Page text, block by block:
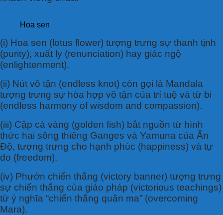
Hoa sen
(i) Hoa sen (lotus flower) tượng trưng sự thanh tịnh
(purity), xuất ly (renunciation) hay giác ngộ
(enlightenment).
(ii) Nút vô tận (endless knot) còn gọi là Mandala
tượng trưng sự hòa hợp vô tận của trí tuệ và từ bi
(endless harmony of wisdom and compassion).
(iii) Cặp cá vàng (golden fish) bắt nguồn từ hình
thức hai sông thiêng Ganges và Yamuna của Ấn
Độ, tượng trưng cho hạnh phúc (happiness) và tự
do (freedom).
(iv) Phướn chiến thắng (victory banner) tượng trưng
sự chiến thắng của giáo pháp (victorious teachings)
từ ý nghĩa “chiến thắng quân ma” (overcoming
Mara).